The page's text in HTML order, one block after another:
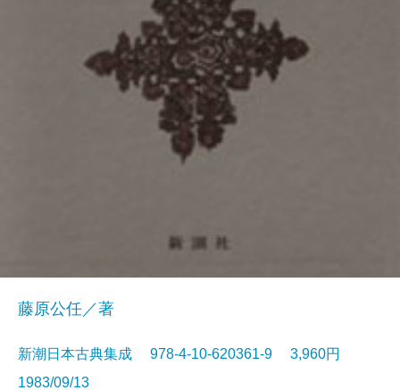
藤原公任／著
新潮日本古典集成 978-4-10-620361-9 3,960円
1983/09/13